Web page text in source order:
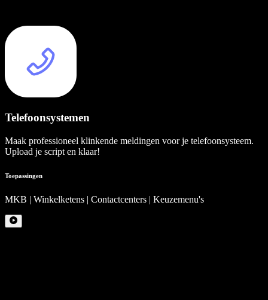
Telefoonsystemen
Maak professioneel klinkende meldingen voor je telefoonsysteem.
Upload je script en klaar!
Toepassingen
MKB | Winkelketens | Contactcenters | Keuzemenu's